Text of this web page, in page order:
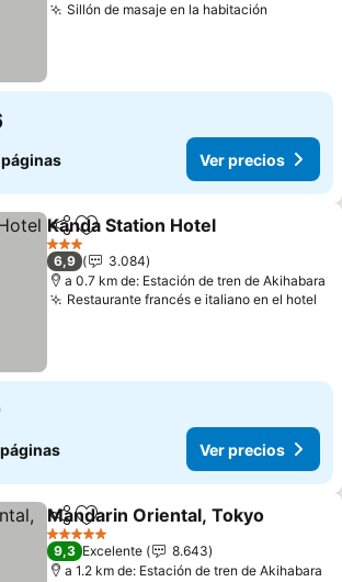
Sillón de masaje en la habitación
Ver precios
CompartirAgregar a favoritos
Kanda Station Hotel
3 Estrellas
6,9
3.084
a 0.7 km de: Estación de tren de Akihabara
Restaurante francés e italiano en el hotel
Ver precios
CompartirAgregar a favoritos
Mandarin Oriental, Tokyo
5 Estrellas
9,3 Excelente
8.643
a 1.2 km de: Estación de tren de Akihabara